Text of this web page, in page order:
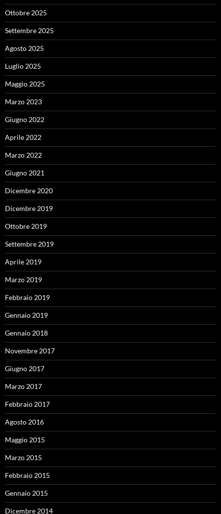
Ottobre 2025
Settembre 2025
Agosto 2025
Luglio 2025
Maggio 2025
Marzo 2023
Giugno 2022
Aprile 2022
Marzo 2022
Giugno 2021
Dicembre 2020
Dicembre 2019
Ottobre 2019
Settembre 2019
Aprile 2019
Marzo 2019
Febbraio 2019
Gennaio 2019
Gennaio 2018
Novembre 2017
Giugno 2017
Marzo 2017
Febbraio 2017
Agosto 2016
Maggio 2015
Marzo 2015
Febbraio 2015
Gennaio 2015
Dicembre 2014